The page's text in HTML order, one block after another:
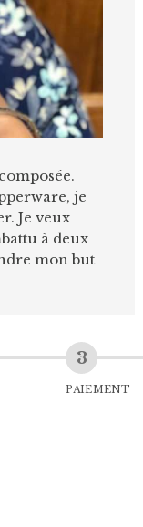
je
Je veux
à deux
mon but
PAIEMENT